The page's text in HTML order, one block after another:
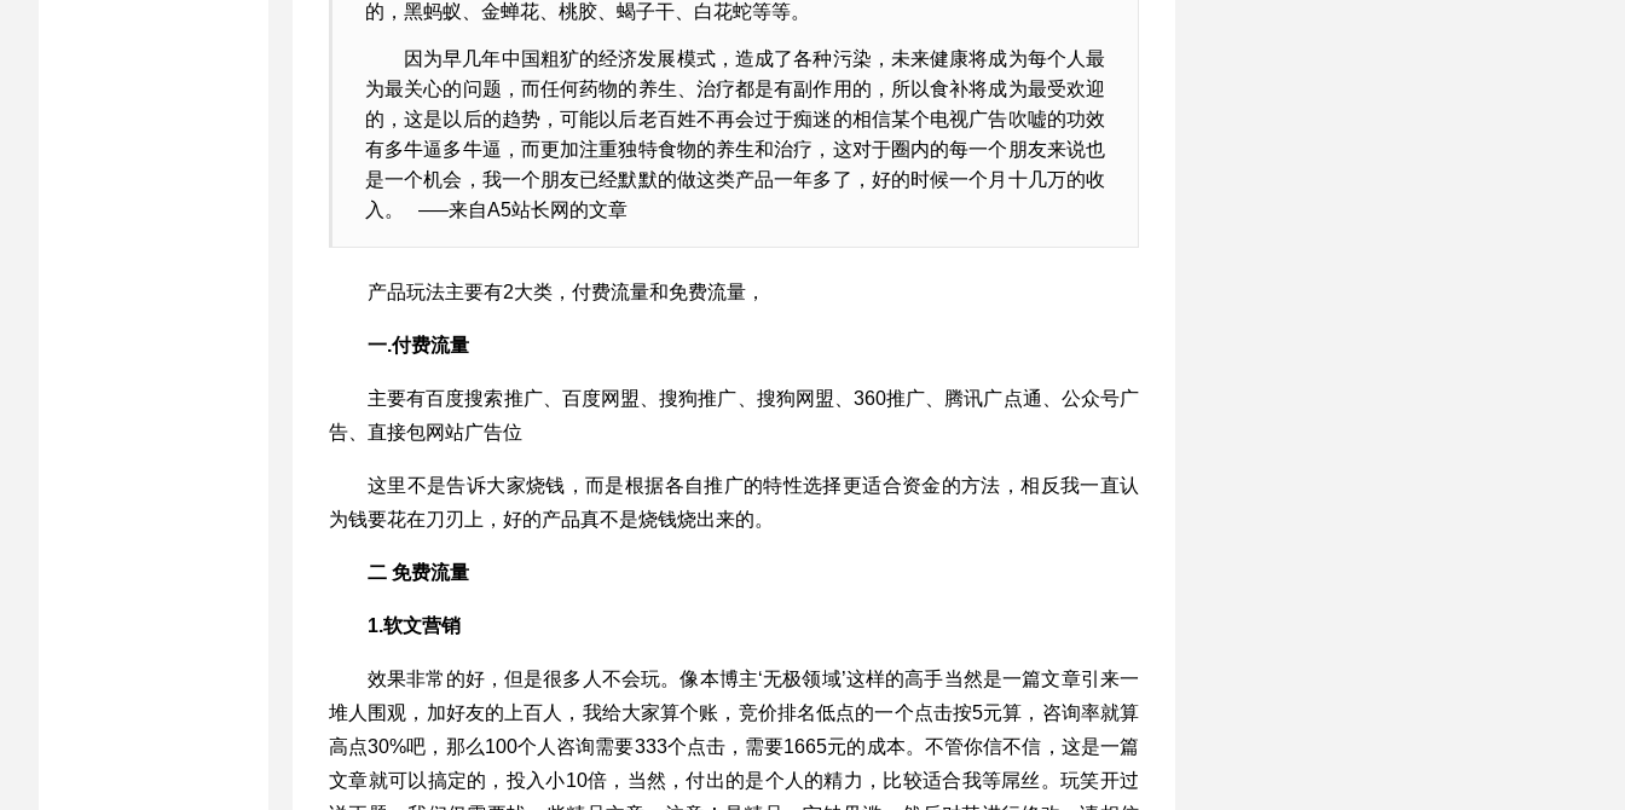
的，黑蚂蚁、金蝉花、桃胶、蝎子干、白花蛇等等。
因为早几年中国粗犷的经济发展模式，造成了各种污染，未来健康将成为每个人最
为最关心的问题，而任何药物的养生、治疗都是有副作用的，所以食补将成为最受欢迎
的，这是以后的趋势，可能以后老百姓不再会过于痴迷的相信某个电视广告吹嘘的功效
有多牛逼多牛逼，而更加注重独特食物的养生和治疗，这对于圈内的每一个朋友来说也
是一个机会，我一个朋友已经默默的做这类产品一年多了，好的时候一个月十几万的收
入。 —–来自A5站长网的文章
产品玩法主要有2大类，付费流量和免费流量，
一.付费流量
主要有百度搜索推广、百度网盟、搜狗推广、搜狗网盟、360推广、腾讯广点通、公众号广
告、直接包网站广告位
这里不是告诉大家烧钱，而是根据各自推广的特性选择更适合资金的方法，相反我一直认
为钱要花在刀刃上，好的产品真不是烧钱烧出来的。
二 免费流量
1.软文营销
效果非常的好，但是很多人不会玩。像本博主‘无极领域’这样的高手当然是一篇文章引来一
堆人围观，加好友的上百人，我给大家算个账，竞价排名低点的一个点击按5元算，咨询率就算
高点30%吧，那么100个人咨询需要333个点击，需要1665元的成本。不管你信不信，这是一篇
文章就可以搞定的，投入小10倍，当然，付出的是个人的精力，比较适合我等屌丝。玩笑开过